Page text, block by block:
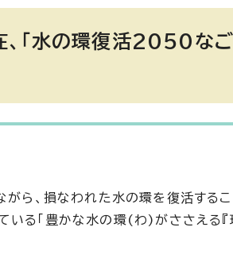
「水の環復活2050なご
ら、損なわれた水の環を復活するこ
る「豊かな水の環(わ)がささえる『